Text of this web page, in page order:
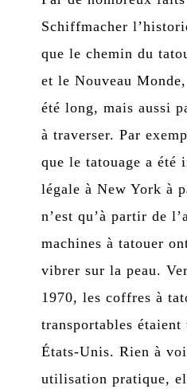
Schiffmacher
que le chemin du
et le Nouveau
été long, mais aussi
à traverser. Par
que le tatouage a été
légale à New York à
n’est qu’à partir de
machines à tatouer
vibrer sur la peau.
1970, les coffres à
transportables étaient
États-Unis. Rien à
utilisation pratique,